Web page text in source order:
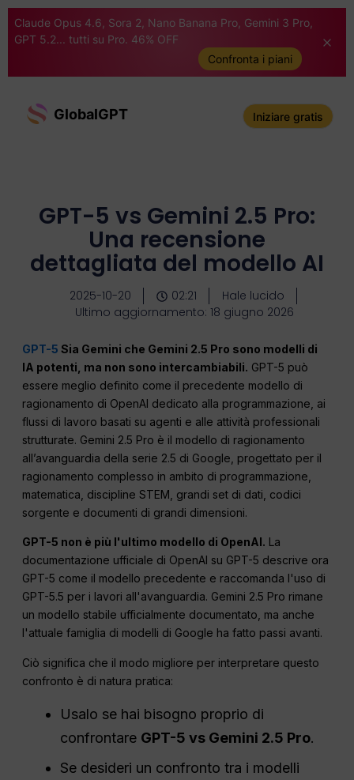
Claude Opus 4.6, Sora 2, Nano Banana Pro, Gemini 3 Pro,
GPT 5.2... tutti su Pro. 46% OFF
Confronta i piani
GlobalGPT Iniziare gratis
GPT-5 vs Gemini 2.5 Pro:
Una recensione
dettagliata del modello AI
2025-10-20 02:21
Hale lucido
Ultimo aggiornamento: 18 giugno 2026
GPT-5 Sia Gemini che Gemini 2.5 Pro sono modelli di
IA potenti, ma non sono intercambiabili. GPT-5 può
essere meglio definito come il precedente modello di
ragionamento di OpenAI dedicato alla programmazione, ai
flussi di lavoro basati su agenti e alle attività professionali
strutturate. Gemini 2.5 Pro è il modello di ragionamento
all’avanguardia della serie 2.5 di Google, progettato per il
ragionamento complesso in ambito di programmazione,
matematica, discipline STEM, grandi set di dati, codici
sorgente e documenti di grandi dimensioni.
GPT-5 non è più l'ultimo modello di OpenAI. La
documentazione ufficiale di OpenAI su GPT-5 descrive ora
GPT-5 come il modello precedente e raccomanda l'uso di
GPT-5.5 per i lavori all'avanguardia. Gemini 2.5 Pro rimane
un modello stabile ufficialmente documentato, ma anche
l'attuale famiglia di modelli di Google ha fatto passi avanti.
Ciò significa che il modo migliore per interpretare questo
confronto è di natura pratica:
Usalo se hai bisogno proprio di
confrontare GPT-5 vs Gemini 2.5 Pro.
Se desideri un confronto tra i modelli